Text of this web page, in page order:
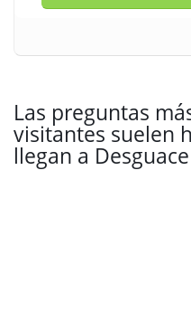
Las preguntas
visitantes suelen
llegan a